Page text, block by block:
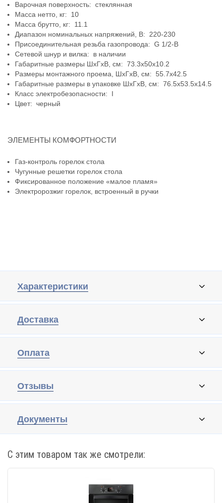
Варочная поверхность: стеклянная
Масса нетто, кг: 10
Масса брутто, кг: 11.1
Диапазон номинальных напряжений, В: 220-230
Присоединительная резьба газопровода: G 1/2-В
Сетевой шнур и вилка: в наличии
Габаритные размеры ШхГхВ, см: 73.3x50x10.2
Размеры монтажного проема, ШхГхВ, см: 55.7x42.5
Габаритные размеры в упаковке ШхГхВ, см: 76.5x53.5x14.5
Класс электробезопасности: I
Цвет: черный
ЭЛЕМЕНТЫ КОМФОРТНОСТИ
Газ-контроль горелок стола
Чугунные решетки горелок стола
Фиксированное положение «малое пламя»
Электророзжиг горелок, встроенный в ручки
Характеристики
Доставка
Оплата
Отзывы
Документы
С этим товаром так же смотрели: